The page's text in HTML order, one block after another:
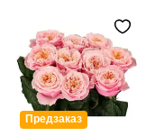
Предзаказ